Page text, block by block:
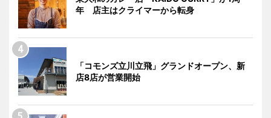
年 店主はクライマーから転身
「コモンズ立川立飛」グランドオープン、新
店8店が営業開始